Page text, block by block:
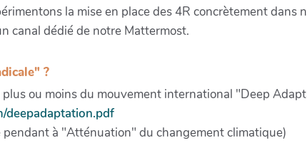
la mise en place des 4R concrètement dans
canal dédié de notre Mattermost.
?
ou moins du mouvement international "Deep
deepadaptation.pdf
à "Atténuation" du changement climatique)